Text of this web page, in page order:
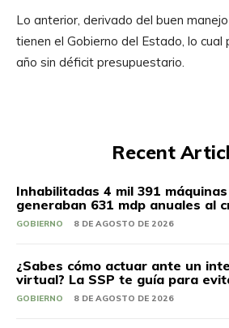
Lo anterior, derivado del buen
tienen el Gobierno del Estado, lo cual
año sin déficit presupuestario.
Recent
Inhabilitadas 4 mil 391
generaban 631 mdp anuales al
GOBIERNO 8 DE AGOSTO DE 2026
¿Sabes cómo actuar ante un
virtual? La SSP te guía para
GOBIERNO 8 DE AGOSTO DE 2026